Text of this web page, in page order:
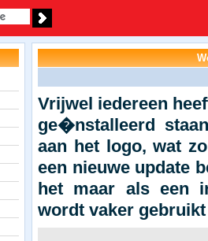
Vrijwel iedereen
ge�nstalleerd
aan het logo, wat
een nieuwe update
het maar als een
wordt vaker